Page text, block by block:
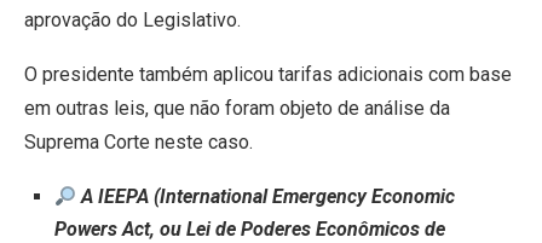
aprovação do Legislativo.
O presidente também aplicou tarifas adicionais com base
em outras leis, que não foram objeto de análise da
Suprema Corte neste caso.
A IEEPA (International Emergency Economic
Powers Act, ou Lei de Poderes Econômicos de